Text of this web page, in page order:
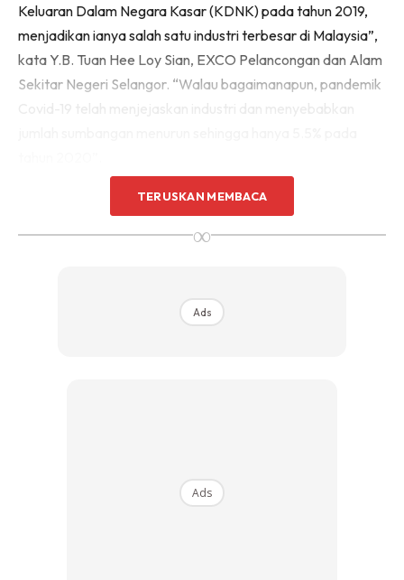
Keluaran Dalam Negara Kasar (KDNK) pada tahun 2019,
menjadikan ianya salah satu industri terbesar di Malaysia”,
kata Y.B. Tuan Hee Loy Sian, EXCO Pelancongan dan Alam
Sekitar Negeri Selangor. “Walau bagaimanapun, pandemik
Covid-19 telah menjejaskan industri dan menyebabkan
Ads
TERUSKAN MEMBACA
∞
Ads
Ads